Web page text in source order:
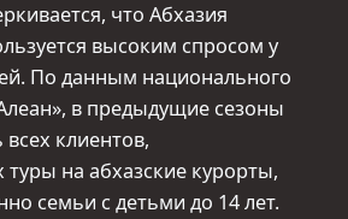
что Абхазия
высоким спросом у
По данным национального
в предыдущие сезоны
клиентов,
на абхазские курорты,
семьи с детьми до 14 лет.